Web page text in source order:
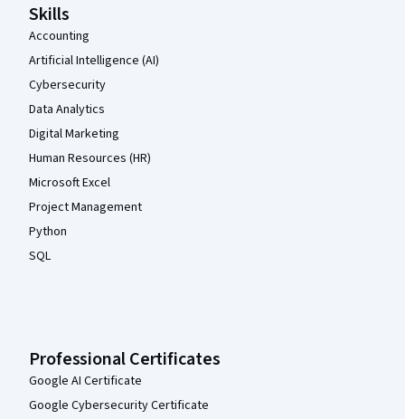
Skills
Accounting
Artificial Intelligence (AI)
Cybersecurity
Data Analytics
Digital Marketing
Human Resources (HR)
Microsoft Excel
Project Management
Python
SQL
Professional Certificates
Google AI Certificate
Google Cybersecurity Certificate